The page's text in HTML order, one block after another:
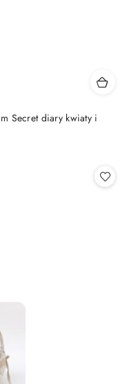
Secret diary kwiaty i